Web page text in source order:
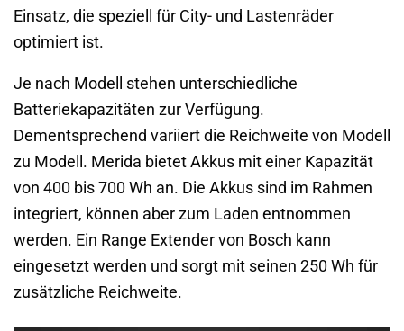
Einsatz, die speziell für City- und Lastenräder
optimiert ist.
Je nach Modell stehen unterschiedliche
Batteriekapazitäten zur Verfügung.
Dementsprechend variiert die Reichweite von Modell
zu Modell. Merida bietet Akkus mit einer Kapazität
von 400 bis 700 Wh an. Die Akkus sind im Rahmen
integriert, können aber zum Laden entnommen
werden. Ein Range Extender von Bosch kann
eingesetzt werden und sorgt mit seinen 250 Wh für
zusätzliche Reichweite.